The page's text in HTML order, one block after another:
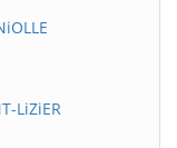
LiZiER